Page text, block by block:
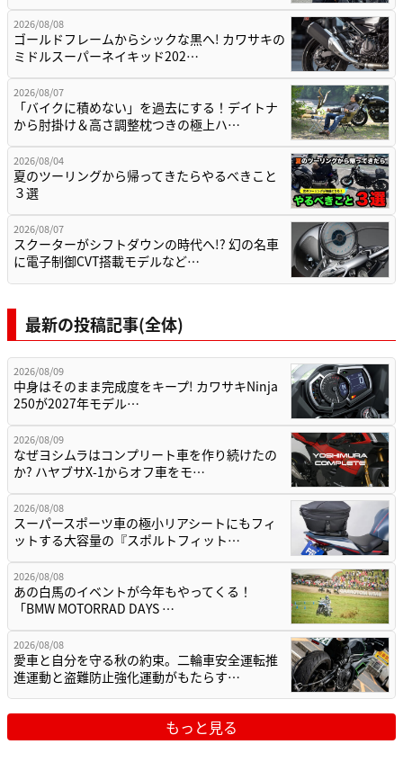
2026/08/08
ゴールドフレームからシックな黒へ! カワサキの
ミドルスーパーネイキッド202…
2026/08/07
「バイクに積めない」を過去にする！デイトナ
から肘掛け＆高さ調整枕つきの極上ハ…
2026/08/04
夏のツーリングから帰ってきたらやるべきこと
３選
2026/08/07
スクーターがシフトダウンの時代へ!? 幻の名車
に電子制御CVT搭載モデルなど…
最新の投稿記事(全体)
2026/08/09
中身はそのまま完成度をキープ! カワサキNinja
250が2027年モデル…
2026/08/09
なぜヨシムラはコンプリート車を作り続けたの
か? ハヤブサX-1からオフ車をモ…
2026/08/08
スーパースポーツ車の極小リアシートにもフィ
ットする大容量の『スポルトフィット…
2026/08/08
あの白馬のイベントが今年もやってくる！
「BMW MOTORRAD DAYS …
2026/08/08
愛車と自分を守る秋の約束。二輪車安全運転推
進運動と盗難防止強化運動がもたらす…
もっと見る